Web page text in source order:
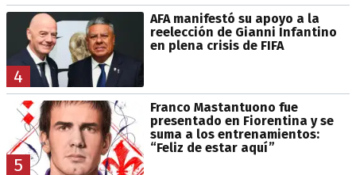
4
AFA manifestó su apoyo a la
reelección de Gianni Infantino
en plena crisis de FIFA
5
Franco Mastantuono fue
presentado en Fiorentina y se
suma a los entrenamientos:
“Feliz de estar aquí”